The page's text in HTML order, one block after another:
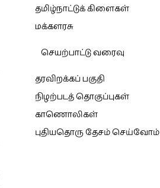
தமிழ்நாட்டுக் கிளைகள்
மக்களரசு
செயற்பாட்டு வரைவு
தரவிறக்கப் பகுதி
நிழற்படத் தொகுப்புகள்
காணொலிகள்
புதியதொரு தேசம் செய்வோம்